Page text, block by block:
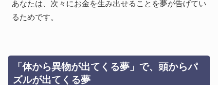
あなたは、次々にお金を生み出せることを夢が告げてい
るためです。
「体から異物が出てくる夢」で、頭からパ
ズルが出てくる夢